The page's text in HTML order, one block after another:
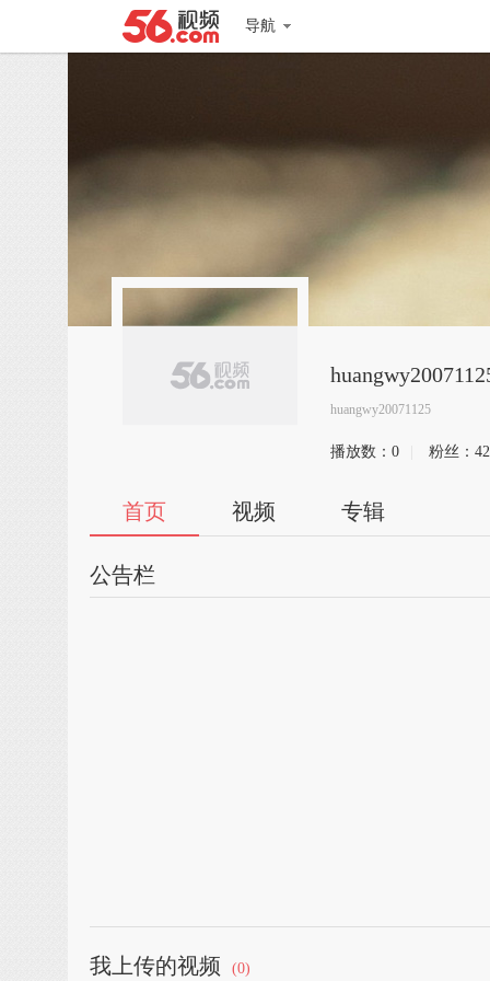
导航
huangwy20071125
播放数： 0 粉丝： 42
首页 视频 专辑
公告栏
我上传的视频 (0)